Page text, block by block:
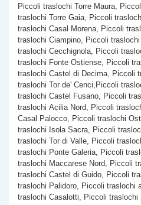
Piccoli traslochi Torre Maura,
traslochi Torre Gaia, Piccoli
traslochi Casal Morena, Piccoli
traslochi Ciampino, Piccoli
traslochi Cecchignola, Piccoli
traslochi Fonte Ostiense, Piccoli
traslochi Castel di Decima, Piccoli
traslochi Tor de' Cenci,Piccoli
traslochi Castel Fusano, Piccoli
traslochi Acilia Nord, Piccoli
Casal Palocco, Piccoli traslochi
traslochi Isola Sacra, Piccoli
traslochi Tor di Valle, Piccoli
traslochi Ponte Galeria, Piccoli
traslochi Maccarese Nord, Piccoli
traslochi Castel di Guido, Piccoli
traslochi Palidoro, Piccoli traslochi
traslochi Casalotti, Piccoli